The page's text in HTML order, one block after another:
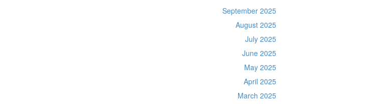
September 2025
August 2025
July 2025
June 2025
May 2025
April 2025
March 2025